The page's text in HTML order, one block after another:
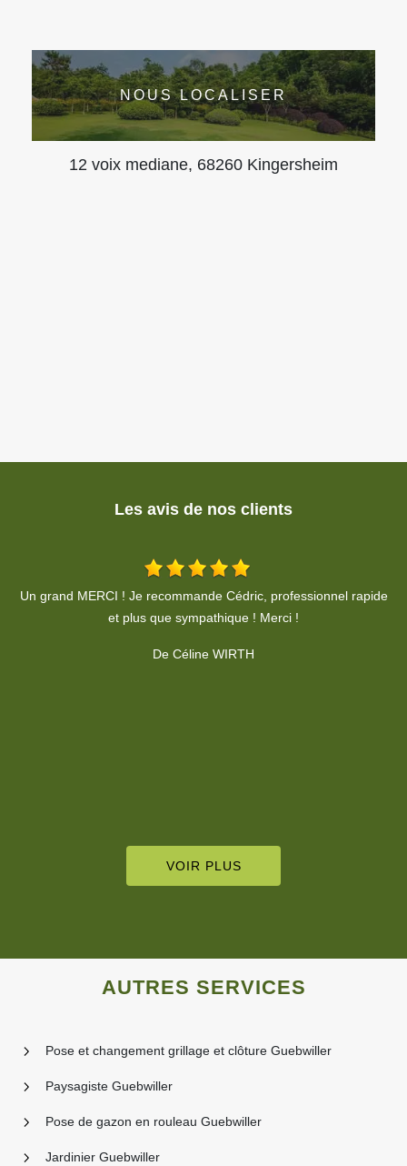
NOUS LOCALISER
12 voix mediane, 68260 Kingersheim
Les avis de nos clients
Très bon travail. Professionnel, respect du devis et des délais. Je
recommande.
De Pierre Moine
VOIR PLUS
AUTRES SERVICES
Pose et changement grillage et clôture Guebwiller
Paysagiste Guebwiller
Pose de gazon en rouleau Guebwiller
Jardinier Guebwiller